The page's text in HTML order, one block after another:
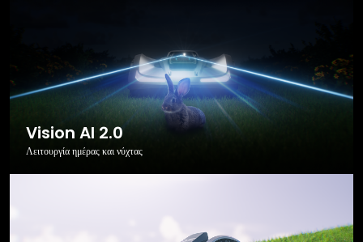
Vision AI 2.0
Λειτουργία ημέρας και νύχτας